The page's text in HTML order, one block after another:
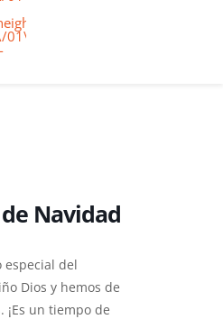
logo-
Navidad
especial del
Dios y hemos de
un tiempo de